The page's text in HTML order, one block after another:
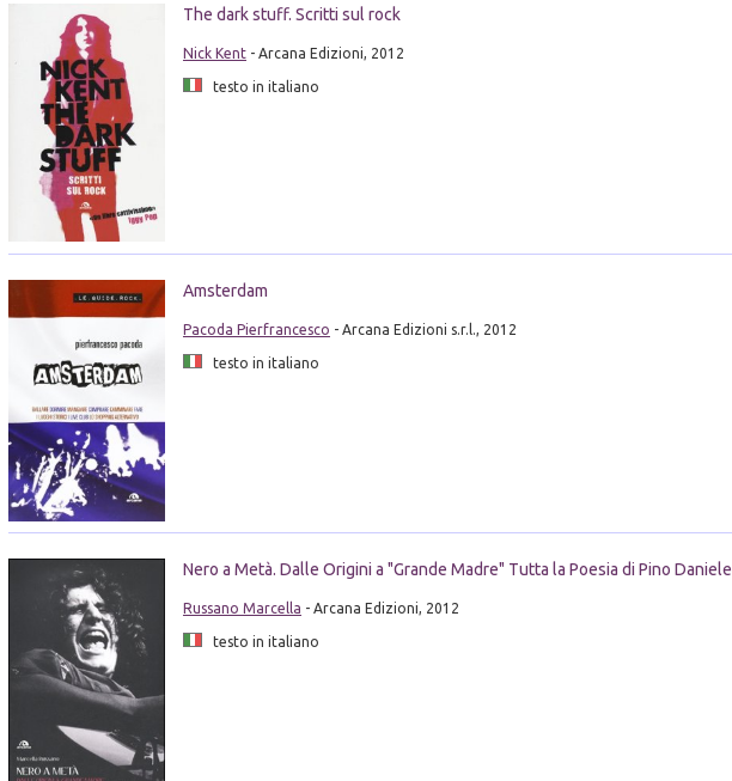
The dark stuff. Scritti sul rock
Nick Kent- Arcana Edizioni, 2012
testo in italiano
Amsterdam
Pacoda Pierfrancesco - Arcana Edizioni s.r.l., 2012
testo in italiano
Nero a Metà. Dalle Origini a "Grande Madre" Tutta la Poesia di Pino Daniele
Russano Marcella - Arcana Edizioni, 2012
testo in italiano